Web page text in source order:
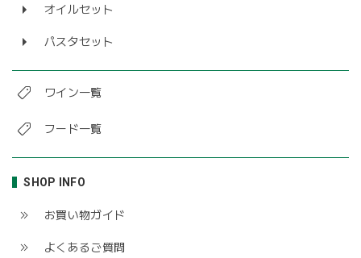
オイルセット
パスタセット
ワイン一覧
フード一覧
SHOP INFO
お買い物ガイド
よくあるご質問